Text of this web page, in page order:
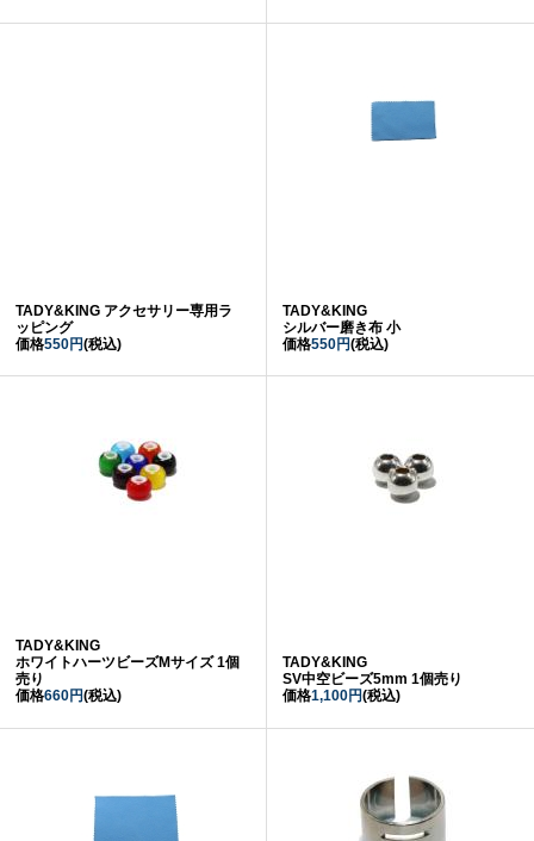
TADY&KING アクセサリー専用ラ
ッピング
価格550円(税込)
TADY&KING
シルバー磨き布 小
価格550円(税込)
TADY&KING
ホワイトハーツビーズMサイズ 1個
売り
価格660円(税込)
TADY&KING
SV中空ビーズ5mm 1個売り
価格1,100円(税込)